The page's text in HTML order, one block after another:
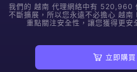
我們的 越南 代理網絡中有 520,960
不斷擴展，所以您永遠不必擔心 越南
重點關注安全性，讓您獲得更安
立即購買